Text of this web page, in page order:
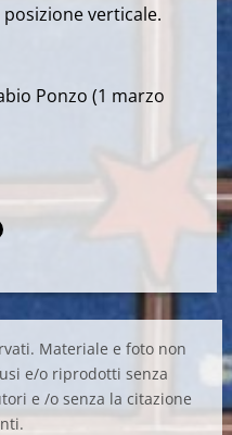
verticale.
Ponzo (1 marzo
Materiale e foto non
e/o riprodotti senza
e /o senza la citazione